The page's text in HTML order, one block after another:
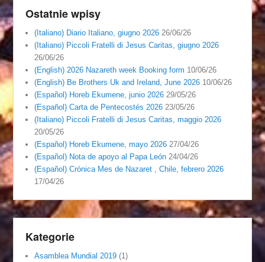
Ostatnie wpisy
(Italiano) Diario Italiano, giugno 2026 26/06/26
(Italiano) Piccoli Fratelli di Jesus Caritas, giugno 2026
26/06/26
(English) 2026 Nazareth week Booking form 10/06/26
(English) Be Brothers Uk and Ireland, June 2026 10/06/26
(Español) Horeb Ekumene, junio 2026 29/05/26
(Español) Carta de Pentecostés 2026 23/05/26
(Italiano) Piccoli Fratelli di Jesus Caritas, maggio 2026
20/05/26
(Español) Horeb Ekumene, mayo 2026 27/04/26
(Español) Nota de apoyo al Papa León 24/04/26
(Español) Crónica Mes de Nazaret , Chile, febrero 2026
17/04/26
Kategorie
Asamblea Mundial 2019 (1)